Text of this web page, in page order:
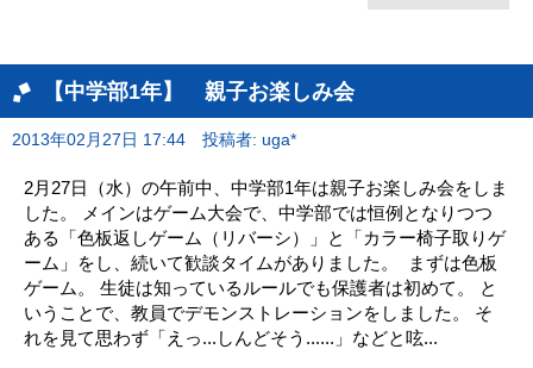
【中学部1年】 親子お楽しみ会
2013年02月27日 17:44 投稿者: uga*
2月27日（水）の午前中、中学部1年は親子お楽しみ会をしま
した。 メインはゲーム大会で、中学部では恒例となりつつ
ある「色板返しゲーム（リバーシ）」と「カラー椅子取りゲ
ーム」をし、続いて歓談タイムがありました。 まずは色板
ゲーム。 生徒は知っているルールでも保護者は初めて。 と
いうことで、教員でデモンストレーションをしました。 そ
れを見て思わず「えっ...しんどそう......」などと呟...